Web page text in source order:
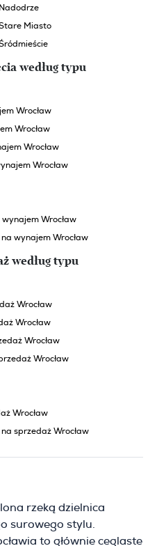
Miasto
według typu
Wrocław
Wrocław
Wrocław
Wrocław
Wrocław
wynajem Wrocław
według typu
Wrocław
Wrocław
Wrocław
Wrocław
Wrocław
sprzedaż Wrocław
rzeką dzielnica
surowego stylu.
to głównie ceglaste